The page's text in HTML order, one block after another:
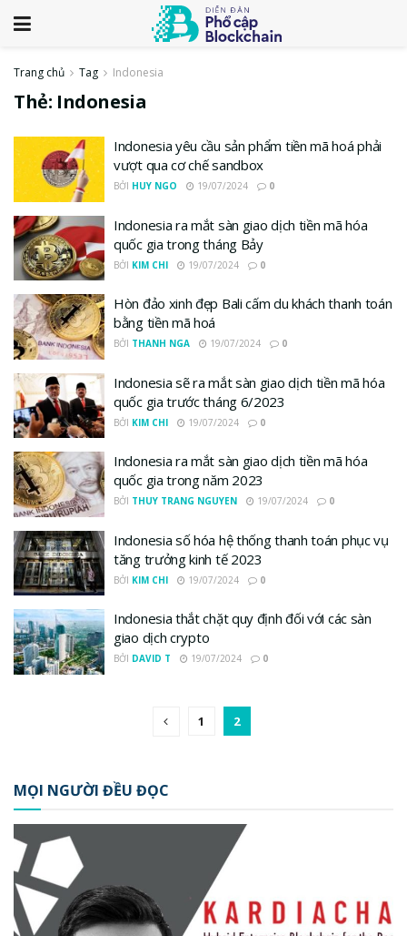
Trang chủ Tag Indonesia
Thẻ: Indonesia
Indonesia yêu cầu sản phẩm tiền mã hoá phải
vượt qua cơ chế sandbox
BỞI HUY NGO 19/07/2024 0
Indonesia ra mắt sàn giao dịch tiền mã hóa
quốc gia trong tháng Bảy
BỞI KIM CHI 19/07/2024 0
Hòn đảo xinh đẹp Bali cấm du khách thanh toán
bằng tiền mã hoá
BỞI THANH NGA 19/07/2024 0
Indonesia sẽ ra mắt sàn giao dịch tiền mã hóa
quốc gia trước tháng 6/2023
BỞI KIM CHI 19/07/2024 0
Indonesia ra mắt sàn giao dịch tiền mã hóa
quốc gia trong năm 2023
BỞI THUY TRANG NGUYEN 19/07/2024 0
Indonesia số hóa hệ thống thanh toán phục vụ
tăng trưởng kinh tế 2023
BỞI KIM CHI 19/07/2024 0
Indonesia thắt chặt quy định đối với các sàn
giao dịch crypto
BỞI DAVID T 19/07/2024 0
1 2
MỌI NGƯỜI ĐỀU ĐỌC